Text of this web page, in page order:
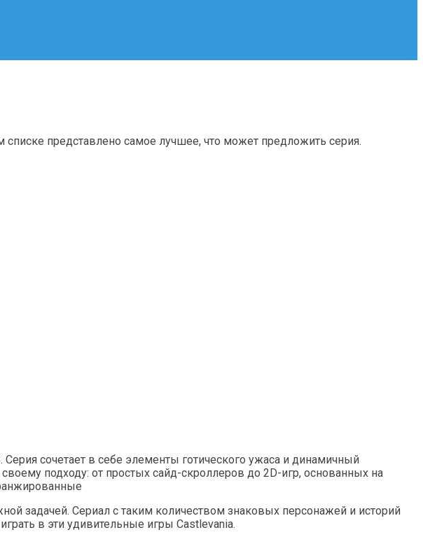
представлено самое лучшее, что может предложить серия.
сочетает в себе элементы готического ужаса и динамичный
подходу: от простых сайд-скроллеров до 2D-игр, основанных на
задачей. Сериал с таким количеством знаковых персонажей и историй
в эти удивительные игры Castlevania.